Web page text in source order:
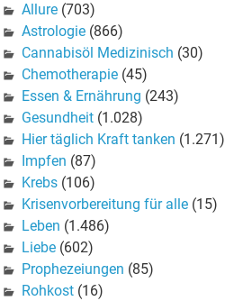
Allure(703)
Astrologie(866)
Cannabisöl Medizinisch (30)
Chemotherapie(45)
Essen & Ernährung (243)
Gesundheit(1.028)
Hier täglich Kraft tanken (1.271)
Impfen (87)
Krebs(106)
Krisenvorbereitung für alle(15)
Leben (1.486)
Liebe(602)
Prophezeiungen (85)
Rohkost(16)